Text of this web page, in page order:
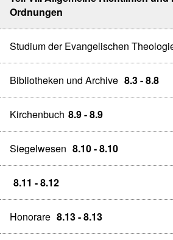
Ordnungen
Studium der Evangelischen
Bibliotheken und Archive 8.3 - 8.8
Kirchenbuch 8.9 - 8.9
Siegelwesen 8.10 - 8.10
8.11 - 8.12
Honorare 8.13 - 8.13